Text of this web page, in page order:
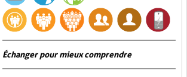
Échanger pour mieux comprendre